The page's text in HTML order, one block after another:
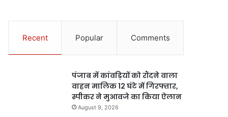
Recent Popular Comments
पंजाब में कांवड़ियों को रौंदने वाला
वाहन मालिक 12 घंटे में गिरफ्तार,
स्पीकर ने मुआवजे का किया ऐलान
August 9, 2026